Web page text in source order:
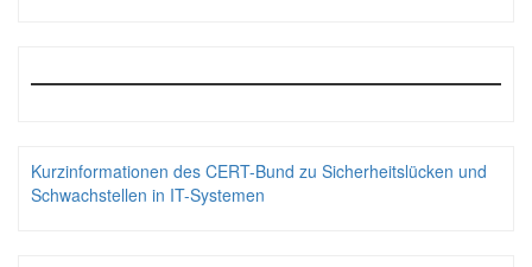
Kurzinformationen des CERT-Bund zu Sicherheitslücken und
Schwachstellen in IT-Systemen